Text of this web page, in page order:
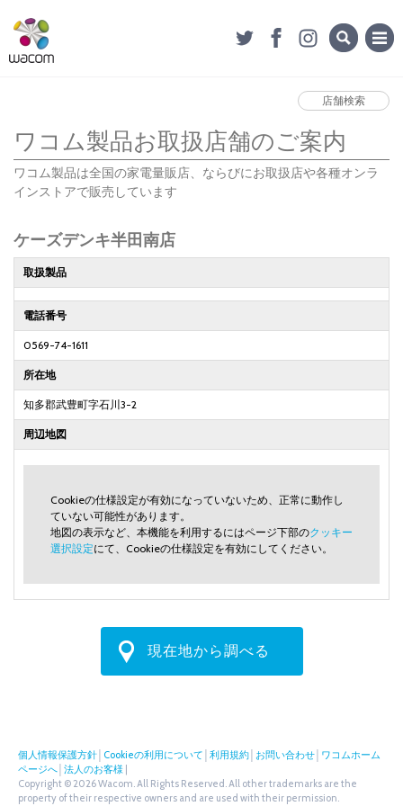
店舗検索
ワコム製品お取扱店舗のご案内
ワコム製品は全国の家電量販店、ならびにお取扱店や各種オンラ
インストアで販売しています
ケーズデンキ半田南店
取扱製品
電話番号
0569-74-1611
所在地
知多郡武豊町字石川3-2
周辺地図
Cookieの仕様設定が有効になっていないため、正常に動作し
ていない可能性があります。
地図の表示など、本機能を利用するにはページ下部のクッキー
選択設定にて、Cookieの仕様設定を有効にしてください。
現在地から調べる
個人情報保護方針 Cookieの利用について 利用規約 お問い合わせ ワコムホーム
ページへ 法人のお客様
Copyright © 2026 Wacom. All Rights Reserved. All other trademarks are the
property of their respective owners and are used with their permission.